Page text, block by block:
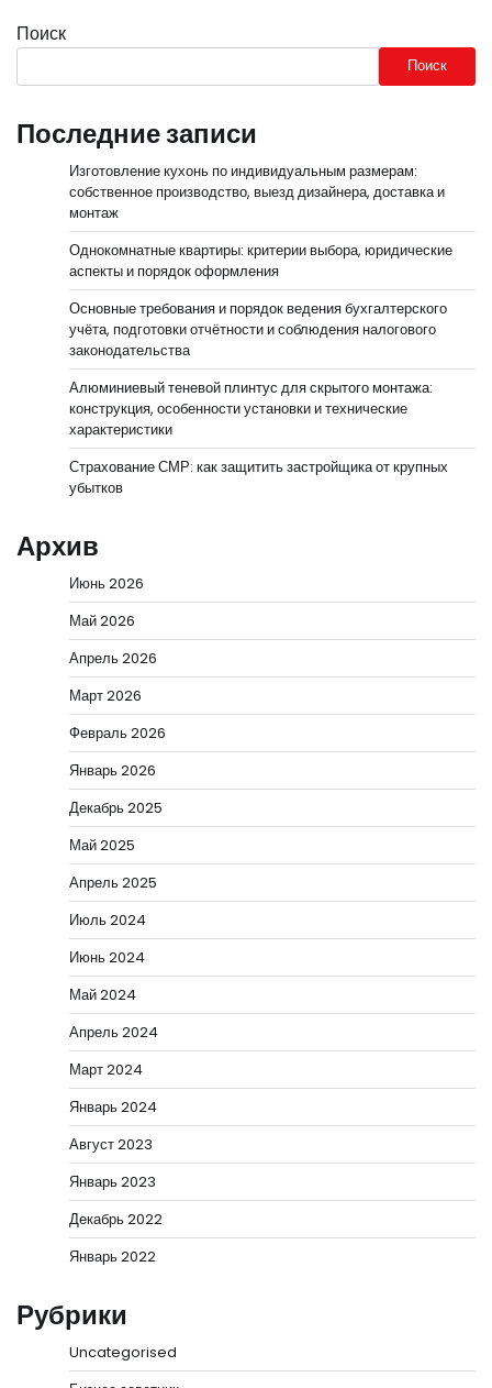
Поиск
Поиск
Последние записи
Изготовление кухонь по индивидуальным размерам:
собственное производство, выезд дизайнера, доставка и
монтаж
Однокомнатные квартиры: критерии выбора, юридические
аспекты и порядок оформления
Основные требования и порядок ведения бухгалтерского
учёта, подготовки отчётности и соблюдения налогового
законодательства
Алюминиевый теневой плинтус для скрытого монтажа:
конструкция, особенности установки и технические
характеристики
Страхование СМР: как защитить застройщика от крупных
убытков
Архив
Июнь 2026
Май 2026
Апрель 2026
Март 2026
Февраль 2026
Январь 2026
Декабрь 2025
Май 2025
Апрель 2025
Июль 2024
Июнь 2024
Май 2024
Апрель 2024
Март 2024
Январь 2024
Август 2023
Январь 2023
Декабрь 2022
Январь 2022
Рубрики
Uncategorised